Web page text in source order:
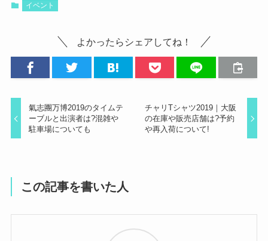
イベント
よかったらシェアしてね！
氣志團万博2019のタイムテ
ーブルと出演者は?混雑や
駐車場についても
チャリTシャツ2019｜大阪
の在庫や販売店舗は?予約
や再入荷について!
この記事を書いた人